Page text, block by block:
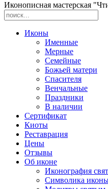
Иконописная мастерская
Иконы
Именные
Мерные
Семейные
Божьей матери
Спасителя
Венчальные
Праздники
В наличии
Сертификат
Киоты
Реставрация
Цены
Отзывы
Об иконе
Иконография
Символика